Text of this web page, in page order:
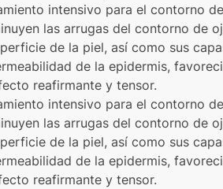
intensivo para el contorno
las arrugas del contorno de
de la piel, así como sus
de la epidermis,
reafirmante y tensor.
intensivo para el contorno
las arrugas del contorno de
de la piel, así como sus
de la epidermis,
reafirmante y tensor.